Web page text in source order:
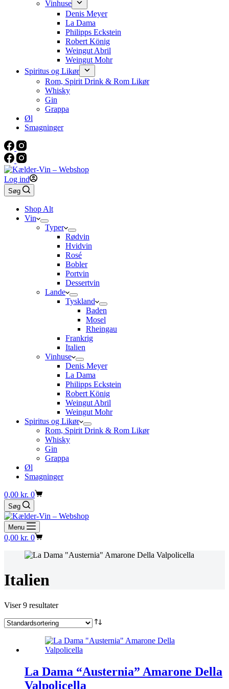
Vinhuse
Denis Meyer
La Dama
Philipps Eckstein
Robert König
Weingut Abril
Weingut Mohr
Spiritus og Likør
Rom, Spirit Drink & Rom Likør
Whisky
Gin
Grappa
Øl
Smagninger
Log ind
Søg
Shop Alt
Vin
Typer
Rødvin
Hvidvin
Rosé
Bobler
Portvin
Dessertvin
Lande
Tyskland
Baden
Mosel
Rheingau
Frankrig
Italien
Vinhuse
Denis Meyer
La Dama
Philipps Eckstein
Robert König
Weingut Abril
Weingut Mohr
Spiritus og Likør
Rom, Spirit Drink & Rom Likør
Whisky
Gin
Grappa
Øl
Smagninger
Indkøbskurv
0,00 kr. 0
Søg
Menu
Indkøbskurv
0,00 kr. 0
Italien
Viser 9 resultater
La Dama “Austernia” Amarone Della
Valpolicella